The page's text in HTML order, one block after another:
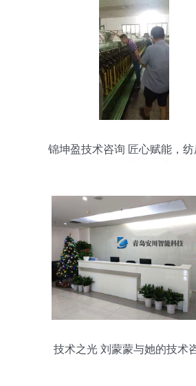
锦坤盈技术咨询 匠心赋能，
技术之光 刘蒙蒙与她的技术